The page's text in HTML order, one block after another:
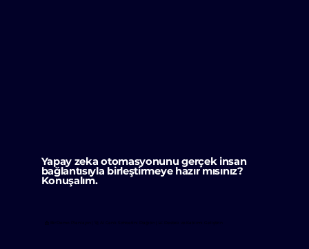
Yapay zeka otomasyonunu gerçek insan
bağlantısıyla birleştirmeye hazır mısınız?
Konuşalım.
📩 Bir Demo Planlayın | 🚀 AI Canlı Sohbetini Dağıtın | 📈 Destek ve Katılımı Geliştirin